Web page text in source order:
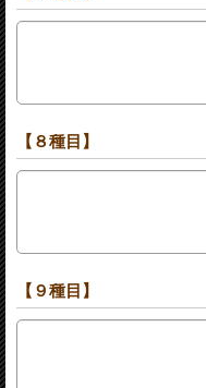
【８種目】
【９種目】